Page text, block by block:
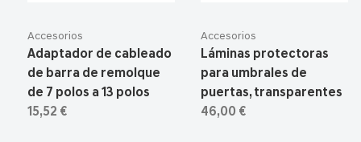
Accesorios
Adaptador de cableado
de barra de remolque
de 7 polos a 13 polos
15,52 €
Accesorios
Láminas protectoras
para umbrales de
puertas, transparentes
46,00 €